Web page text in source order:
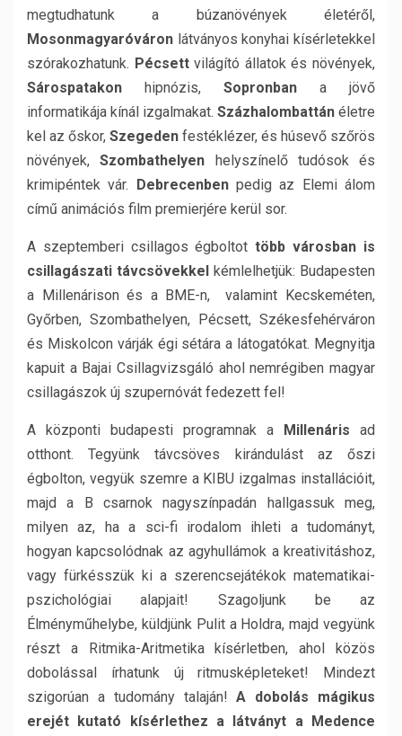
megtudhatunk a búzanövények életéről,
Mosonmagyaróváron látványos konyhai kísérletekkel
szórakozhatunk. Pécsettvilágító állatok és növények,
Sárospatakon hipnózis, Sopronban a jövő
informatikája kínál izgalmakat. Százhalombattán életre
kel az őskor, Szegeden festéklézer, és húsevő szőrös
növények,Szombathelyen helyszínelő tudósok és
krimipéntek vár. Debrecenbenpedig az Elemi álom
című animációs film premierjére kerül sor.
A szeptemberi csillagos égboltottöbb városban is
csillagászati távcsövekkel kémlelhetjük: Budapesten
a Millenárison és a BME-n, valamint Kecskeméten,
Győrben, Szombathelyen, Pécsett, Székesfehérváron
és Miskolcon várják égi sétára a látogatókat. Megnyitja
kapuit a Bajai Csillagvizsgáló ahol nemrégiben magyar
csillagászok új szupernóvát fedezett fel!
A központi budapesti programnak a Millenáris ad
otthont. Tegyünk távcsöves kirándulást az őszi
égbolton, vegyük szemre a KIBU izgalmas installációit,
majd a B csarnok nagyszínpadán hallgassuk meg,
milyen az, ha a sci-fi irodalom ihleti a tudományt,
hogyan kapcsolódnak az agyhullámok a kreativitáshoz,
vagy fürkésszük ki a szerencsejátékok matematikai-
pszichológiai alapjait! Szagoljunk be az
Élményműhelybe, küldjünk Pulit a Holdra, majd vegyünk
részt a Ritmika-Aritmetika kísérletben, ahol közös
dobolással írhatunk új ritmusképleteket! Mindezt
szigorúan a tudomány talaján!A dobolás mágikus
erejét kutató kísérlethez a látványt a Medence